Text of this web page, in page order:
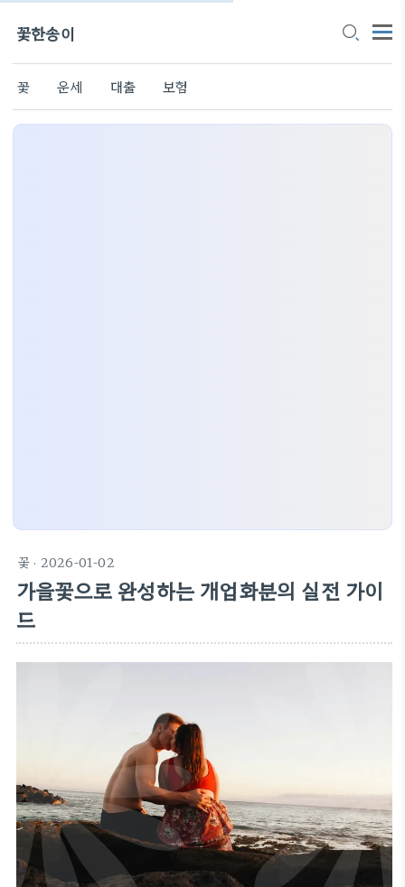
꽃한송이
꽃 운세 대출 보험
꽃 · 2026-01-02
가을꽃으로 완성하는 개업화분의 실전 가이
드